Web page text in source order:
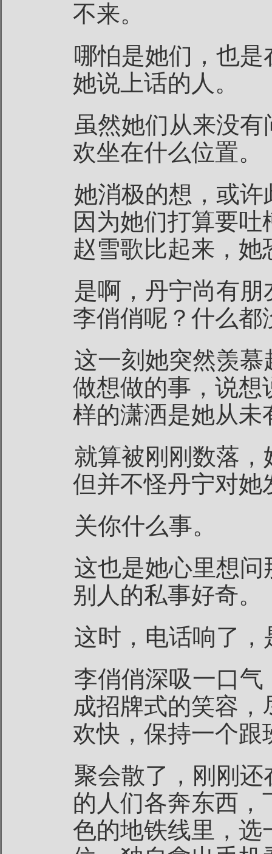
不来。
哪怕是她们，也
她说上话的人。
虽然她们从来没
欢坐在什么位置。
她消极的想，或
因为她们打算要
赵雪歌比起来，
是啊，丹宁尚有
李俏俏呢？什么都
这一刻她突然羡
做想做的事，说想
样的潇洒是她从未
就算被刚刚数落
但并不怪丹宁对她
关你什么事。
这也是她心里想
别人的私事好奇。
这时，电话响了
李俏俏深吸一口
成招牌式的笑容
欢快，保持一个跟
聚会散了，刚刚
的人们各奔东西
色的地铁线里，选